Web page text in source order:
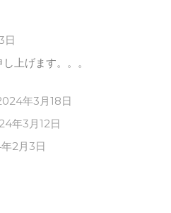
日
上げます。。。
年3月18日
年3月12日
2月3日